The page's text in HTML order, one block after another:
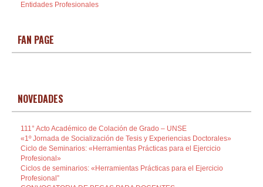
Entidades Profesionales
FAN PAGE
NOVEDADES
111° Acto Académico de Colación de Grado – UNSE
«1º Jornada de Socialización de Tesis y Experiencias Doctorales»
Ciclo de Seminarios: «Herramientas Prácticas para el Ejercicio
Profesional»
Ciclos de seminarios: «Herramientas Prácticas para el Ejercicio
Profesional”